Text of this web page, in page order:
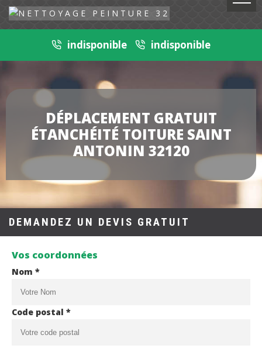
indisponible indisponible
DÉPLACEMENT GRATUIT
ÉTANCHÉITÉ TOITURE SAINT
ANTONIN 32120
DEMANDEZ UN DEVIS GRATUIT
Vos coordonnées
Nom *
Code postal *